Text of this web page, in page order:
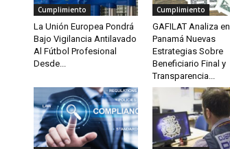
Cumplimiento
La Unión Europea Pondrá
Bajo Vigilancia Antilavado
Al Fútbol Profesional
Desde...
Cumplimiento
GAFILAT Analiza en
Panamá Nuevas
Estrategias Sobre
Beneficiario Final y
Transparencia...